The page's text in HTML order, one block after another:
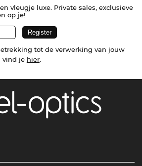
vleugje luxe. Private sales, exclusieve
op je!
tot de verwerking van jouw
vind je hier.